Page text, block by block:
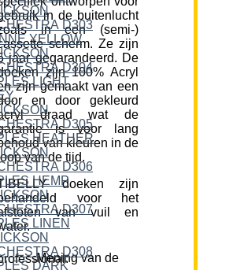
in de buitenlucht
in een (semi-)
scherm. Ze zijn
jaar gegarandeerd. De
zijn 100% Acryl
zijn gemaakt van een
en door gekleurd
draad wat de
is voor lang
van kleuren in de
van de tijd.
doeken zijn
voor het
van vuil en
van de professional: